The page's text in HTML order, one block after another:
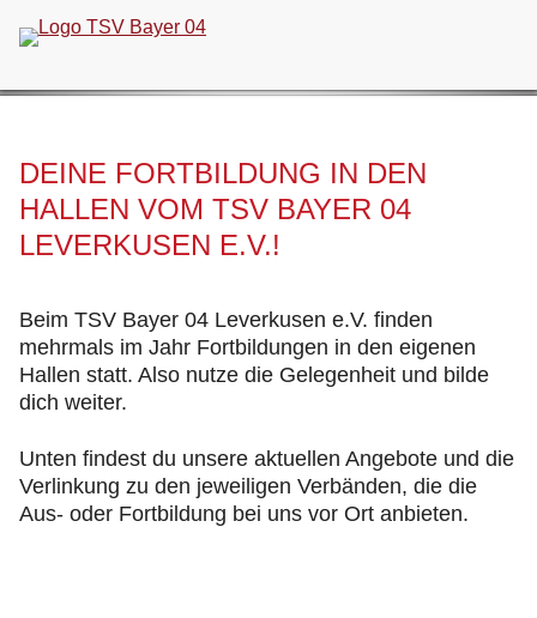
überspringen
DEINE FORTBILDUNG IN DEN
HALLEN VOM TSV BAYER 04
LEVERKUSEN E.V.!
Beim TSV Bayer 04 Leverkusen e.V. finden
mehrmals im Jahr Fortbildungen in den eigenen
Hallen statt. Also nutze die Gelegenheit und bilde
dich weiter.
Unten findest du unsere aktuellen Angebote und die
Verlinkung zu den jeweiligen Verbänden, die die
Aus- oder Fortbildung bei uns vor Ort anbieten.